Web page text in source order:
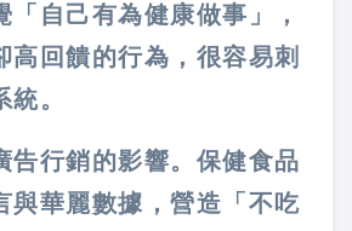
「自己有為健康做事」，
高回饋的行為，很容易刺
。
告行銷的影響。保健食品
與華麗數據，營造「不吃